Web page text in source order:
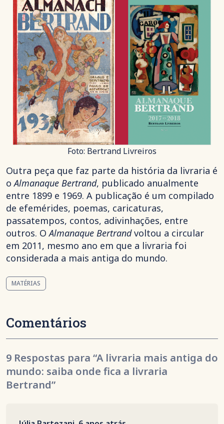
Foto: Bertrand Livreiros
Outra peça que faz parte da história da livraria é
oAlmanaque Bertrand, publicado anualmente
entre 1899 e 1969. A publicação é um compilado
de efemérides, poemas, caricaturas,
passatempos, contos, adivinhações, entre
outros. OAlmanaque Bertrandvoltou a circular
em 2011, mesmo ano em que a livraria foi
considerada a mais antiga do mundo.
MATÉRIAS
Comentários
9 Respostas para “A livraria mais antiga do
mundo: saiba onde fica a livraria
Bertrand”